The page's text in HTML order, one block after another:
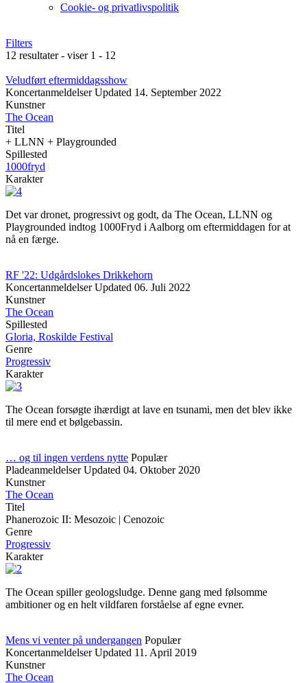
Cookie- og privatlivspolitik
Filters
12 resultater - viser 1 - 12
Veludført eftermiddagsshow
Koncertanmeldelser Updated 14. September 2022
Kunstner
The Ocean
Titel
+ LLNN + Playgrounded
Spillested
1000fryd
Karakter
Det var dronet, progressivt og godt, da The Ocean, LLNN og
Playgrounded indtog 1000Fryd i Aalborg om eftermiddagen for at
nå en færge.
RF '22: Udgårdslokes Drikkehorn
Koncertanmeldelser Updated 06. Juli 2022
Kunstner
The Ocean
Spillested
Gloria, Roskilde Festival
Genre
Progressiv
Karakter
The Ocean forsøgte ihærdigt at lave en tsunami, men det blev ikke
til mere end et bølgebassin.
… og til ingen verdens nytte Populær
Pladeanmeldelser Updated 04. Oktober 2020
Kunstner
The Ocean
Titel
Phanerozoic II: Mesozoic | Cenozoic
Genre
Progressiv
Karakter
The Ocean spiller geologsludge. Denne gang med følsomme
ambitioner og en helt vildfaren forståelse af egne evner.
Mens vi venter på undergangen Populær
Koncertanmeldelser Updated 11. April 2019
Kunstner
The Ocean